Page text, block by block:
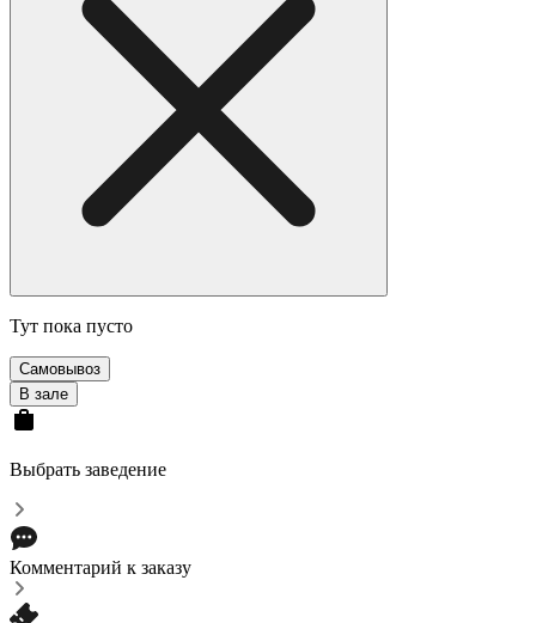
Тут пока пусто
Самовывоз
В зале
Выбрать заведение
Комментарий к заказу